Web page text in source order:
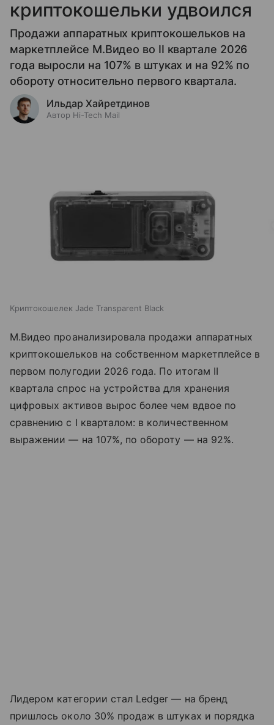
криптокошельки удвоился
Продажи аппаратных криптокошельков на
маркетплейсе М.Видео во II квартале 2026
года выросли на 107% в штуках и на 92% по
обороту относительно первого квартала.
Ильдар Хайретдинов
Автор Hi-Tech Mail
Криптокошелек Jade Transparent Black
М.Видео проанализировала продажи аппаратных
криптокошельков на собственном маркетплейсе в
первом полугодии 2026 года. По итогам II
квартала спрос на устройства для хранения
цифровых активов вырос более чем вдвое по
сравнению с I кварталом: в количественном
выражении — на 107%, по обороту — на 92%.
Лидером категории стал Ledger — на бренд
пришлось около 30% продаж в штуках и порядка